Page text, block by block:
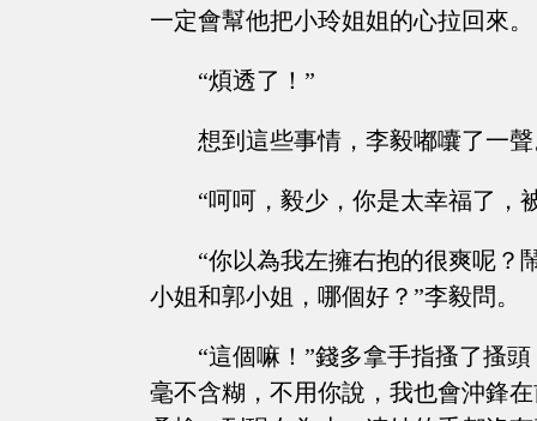
一定會幫他把小玲姐姐的心拉回來。
“煩透了！”
想到這些事情，李毅嘟囔了一
“呵呵，毅少，你是太幸福了，
“你以為我左擁右抱的很爽呢？
小姐和郭小姐，哪個好？”李毅問。
“這個嘛！”錢多拿手指搔了搔
毫不含糊，不用你說，我也會沖鋒